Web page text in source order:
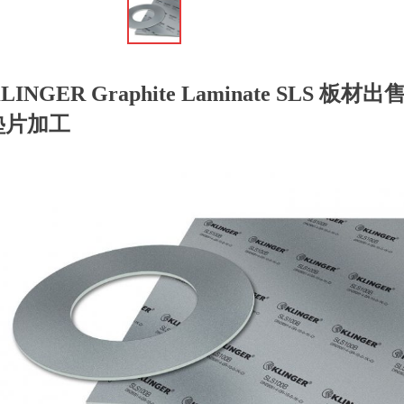
Graphite Laminate SLS 板材出
片加工